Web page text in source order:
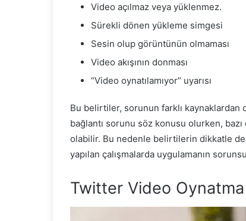
Video açılmaz veya yüklenmez.
Sürekli dönen yükleme simgesi
Sesin olup görüntünün olmaması
Video akışının donması
“Video oynatılamıyor” uyarısı
Bu belirtiler, sorunun farklı
bağlantı sorunu söz konusu olurken,
olabilir. Bu nedenle belirtilerin dikkatle
yapılan çalışmalarda uygulamanın
Twitter Video Oynatma